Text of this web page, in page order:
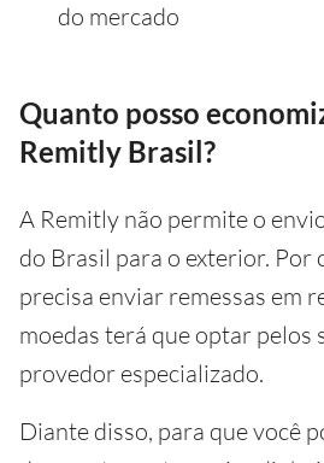
do mercado
Quanto posso
Remitly Brasil?
A Remitly não permite o
do Brasil para o exterior. Por
precisa enviar remessas em
moedas terá que optar pelos
provedor especializado.
Diante disso, para que você